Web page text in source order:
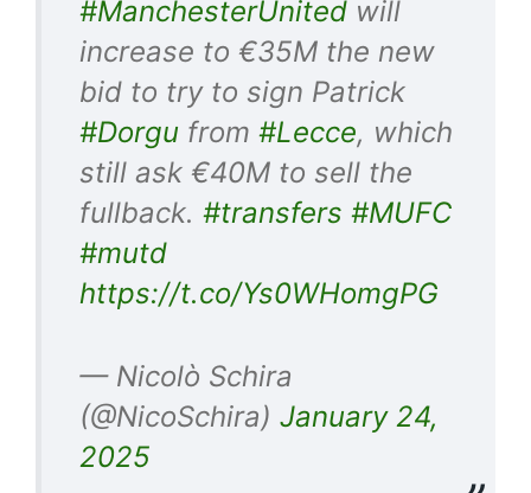
#ManchesterUnited will
increase to €35M the new
bid to try to sign Patrick
#Dorgu from #Lecce, which
still ask €40M to sell the
fullback. #transfers #MUFC
#mutd
https://t.co/Ys0WHomgPG
— Nicolò Schira
(@NicoSchira) January 24,
2025